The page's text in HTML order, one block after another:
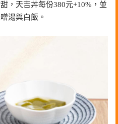
，天吉丼每份380元+10%，並
湯與白飯。